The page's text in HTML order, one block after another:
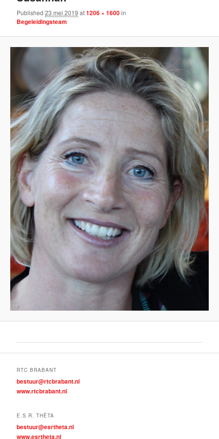
Published23 mei 2019 at1206 × 1600in
Begeleidingsteam
RTC BRABANT
bestuur@rtcbrabant.nl
www.rtcbrabant.nl
E.S.R. THÊTA
bestuur@esrtheta.nl
www.esrtheta.nl